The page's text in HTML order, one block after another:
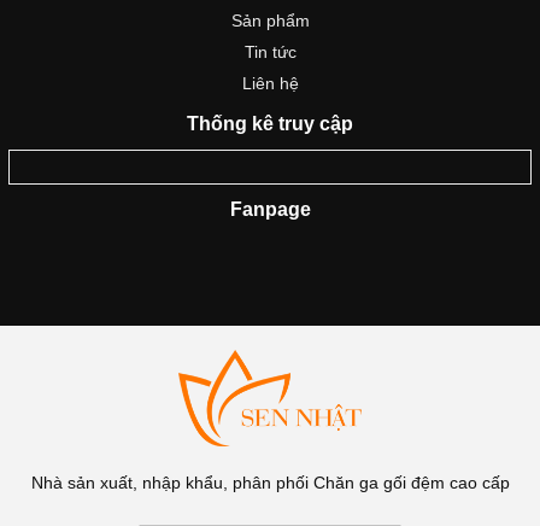
Sản phẩm
Tin tức
Liên hệ
Thống kê truy cập
Fanpage
Nhà sản xuất, nhập khẩu, phân phối Chăn ga gối đệm cao cấp